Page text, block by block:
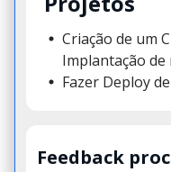
Criação de um
Implantação de
Fazer Deploy
Feedback